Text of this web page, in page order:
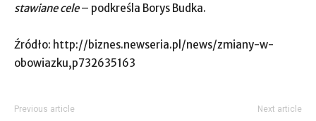
stawiane cele– podkreśla Borys Budka.
Źródło: http://biznes.newseria.pl/news/zmiany-w-
obowiazku,p732635163
Previous article Next article